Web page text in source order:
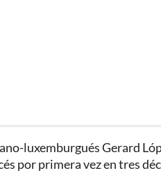
luxemburgués Gerard
por primera vez en tres